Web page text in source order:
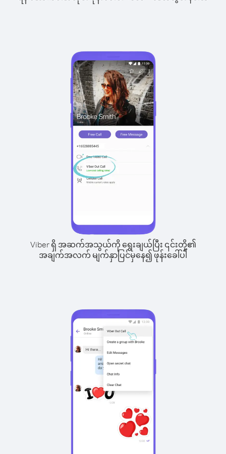
Viber ရှိ အဆက်အသွယ်ကို ရွေးချယ်ပြီး ၎င်းတို့၏
အချက်အလက် မျက်နှာပြင်မှနေ၍ ဖုန်းခေါ်ပါ